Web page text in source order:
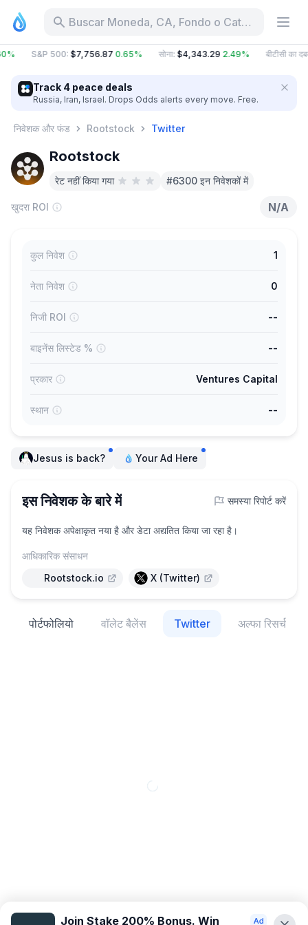
Buscar Moneda, CA, Fondo o Categoría
S&P 500: $7,756.87 0.65% सोना: $4,343.29 2.49% बीटीसी का
Track 4 peace deals
Russia, Iran, Israel. Drops Odds alerts every move. Free.
निवेशक और फंड Rootstock Twitter
Rootstock
रेट नहीं किया गया #6300 इन निवेशकों में
खुदरा ROI N/A
कुल निवेश 1
नेता निवेश 0
निजी ROI --
बाइनेंस लिस्टेड % --
प्रकार Ventures Capital
स्थान --
Jesus is back? Your Ad Here
इस निवेशक के बारे में समस्या रिपोर्ट करें
यह निवेशक अपेक्षाकृत नया है और डेटा अद्यतित किया जा रहा है।
आधिकारिक संसाधन
Rootstock.io
X (Twitter)
पोर्टफोलियो वॉलेट बैलेंस Twitter अल्फा रिसर्च
Join Stake 200% Bonus. Win